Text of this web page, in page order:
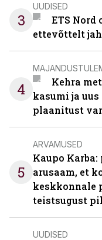
3
UUDISED
ETS Nord
ettevõttelt
4
Kehra
kasumi ja
plaanitust
5
ARVAMUSED
Kaupo
arusaam, et
keskkonnale
teistsugust
UUDISED